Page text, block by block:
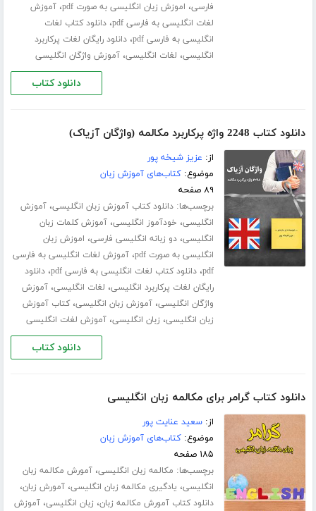
فارسی، اموزش زبان انگلیسی به صورت pdf ،آموزش
لغات انگلیسی به فارسی pdf
،دانلود کتاب لغات
انگلیسی به فارسی pdf
،دانلود رایگان لغات پرکاربرد
انگلیسی، لغات انگلیسی،آموزش واژگان انگلیسی
دانلود کتاب
دانلود کتاب 2248 واژه پرکاربرد مکالمه (واژگان آزیاک)
از: عزیز شیخه پور
موضوع:کتاب‌های آموزش زبان
۸۹ صفحه
برچسب‌ها:دانلود کتاب آموزش زبان انگلیسی،آموزش
انگلیسی، خودآموز انگلیسی،آموزش کلمات زبان
انگلیسی،دو زبانه انگلیسی فارسی، اموزش زبان
انگلیسی به صورت pdf
،آموزش لغات انگلیسی به فارسی
pdf،دانلود کتاب لغات انگلیسی به فارسی pdf ،دانلود
رایگان لغات پرکاربرد انگلیسی، لغات انگلیسی،آموزش
واژگان انگلیسی،آموزش زبان انگلیسی،کتاب آموزش
زبان انگلیسی، زبان انگلیسی،آموزش لغات انگلیسی
دانلود کتاب
دانلود کتاب گرامر برای مکالمه زبان انگلیسی
از:سعید عنایت پور
موضوع:کتاب‌های آموزش زبان
۱۸۵ صفحه
برچسب‌ها: مکالمه زبان انگلیسی،آمورش مکالمه زبان
انگلیسی، یادگیری مکالمه زبان انگلیسی،آمورش زبان،
دانلود کتاب آمورش مکالمه زبان، زبان انگلیسی،آموزش